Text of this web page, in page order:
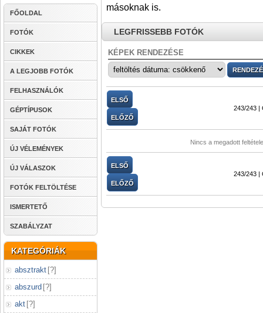
FŐOLDAL
FOTÓK
CIKKEK
A LEGJOBB FOTÓK
FELHASZNÁLÓK
GÉPTÍPUSOK
SAJÁT FOTÓK
ÚJ VÉLEMÉNYEK
ÚJ VÁLASZOK
FOTÓK FELTÖLTÉSE
ISMERTETŐ
SZABÁLYZAT
KATEGÓRIÁK
absztrakt [?]
abszurd [?]
akt [?]
másoknak is.
LEGFRISSEBB FOTÓK
KÉPEK RENDEZÉSE
ELSŐ
ELŐZŐ
243/243 |
Nincs a megadott
ELSŐ
ELŐZŐ
243/243 |